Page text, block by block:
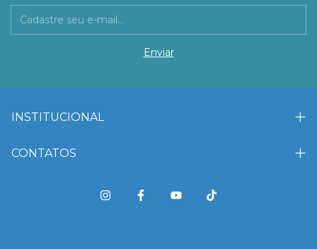
INSTITUCIONAL
CONTATOS